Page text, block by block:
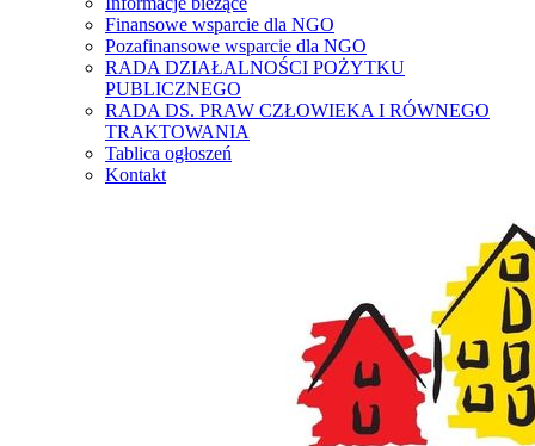
Finansowe wsparcie dla NGO
Pozafinansowe wsparcie dla NGO
RADA DZIAŁALNOŚCI POŻYTKU
PUBLICZNEGO
RADA DS. PRAW CZŁOWIEKA I RÓWNEGO
TRAKTOWANIA
Tablica ogłoszeń
Kontakt